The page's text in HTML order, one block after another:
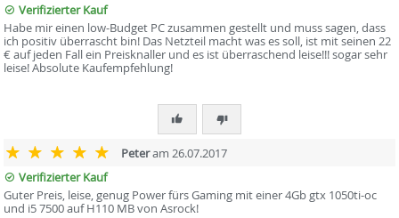
Verifizierter Kauf
Habe mir einen low-Budget PC zusammen gestellt und muss sagen, dass
ich positiv überrascht bin! Das Netzteil macht was es soll, ist mit seinen 22
€ auf jeden Fall ein Preisknaller und es ist überraschend leise!!! sogar sehr
leise! Absolute Kaufempfehlung!
Peteram 26.07.2017
Verifizierter Kauf
Guter Preis, leise, genug Power fürs Gaming mit einer 4Gb gtx 1050ti-oc
und i5 7500 auf H110 MB von Asrock!